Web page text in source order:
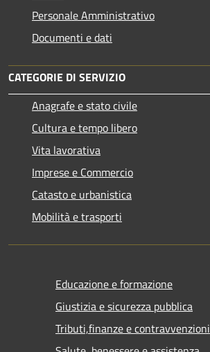
Personale Amministrativo
Documenti e dati
CATEGORIE DI SERVIZIO
Anagrafe e stato civile
Cultura e tempo libero
Vita lavorativa
Imprese e Commercio
Catasto e urbanistica
Mobilità e trasporti
Educazione e formazione
Giustizia e sicurezza pubblica
Tributi,finanze e contravvenzioni